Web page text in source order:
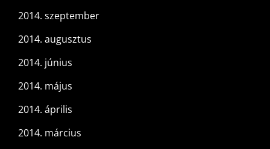
2014. szeptember
2014. augusztus
2014. június
2014. május
2014. április
2014. március